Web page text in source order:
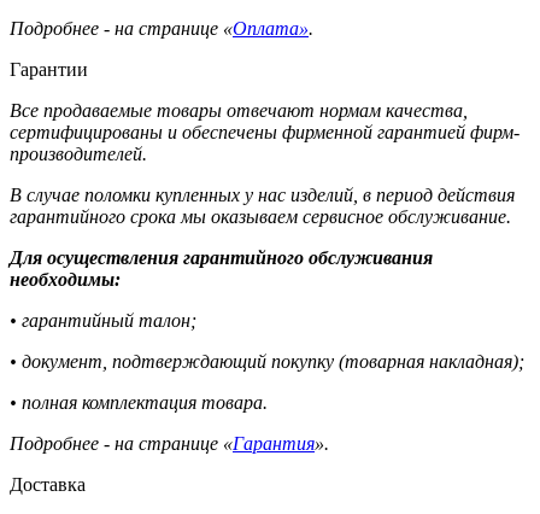
Подробнее - на странице «Оплата».
Гарантии
Все продаваемые товары отвечают нормам качества,
сертифицированы и обеспечены фирменной гарантией фирм-
производителей.
В случае поломки купленных у нас изделий, в период действия
гарантийного срока мы оказываем сервисное обслуживание.
Для осуществления гарантийного обслуживания
необходимы:
• гарантийный талон;
• документ, подтверждающий покупку (товарная накладная);
• полная комплектация товара.
Подробнее - на странице «Гарантия».
Доставка